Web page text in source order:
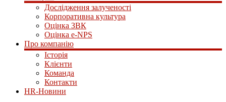
Дослідження залученості
Корпоративна культура
Оцінка ЗВК
Оцінка e-NPS
Про компанію
Історія
Клієнти
Команда
Контакти
HR-Новини